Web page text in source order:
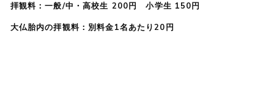
拝観料：一般/中・高校生 200円 小学生 150円
大仏胎内の拝観料：別料金1名あたり20円